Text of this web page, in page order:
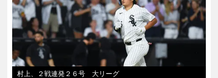
村上、２戦連発２６号 大リーグ